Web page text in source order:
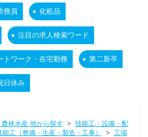
務員 化粧品
注目の求人検索ワード
トワーク・在宅勤務 第二新卒
日休み
林水産 他から探す > 技能工・設備・配
能工（整備・生産・製造・工事） > 工場